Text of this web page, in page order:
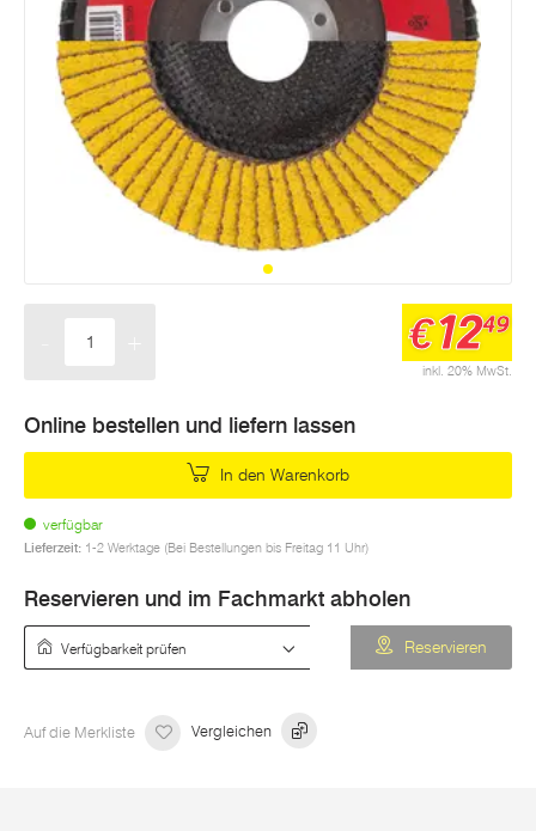
inkl. 20% MwSt.
€1249
Online bestellen und liefern lassen
In den Warenkorb
verfügbar
Lieferzeit: 1-2 Werktage (Bei Bestellungen bis Freitag 11 Uhr)
Reservieren und im Fachmarkt abholen
Reservieren
Auf die Merkliste Vergleichen